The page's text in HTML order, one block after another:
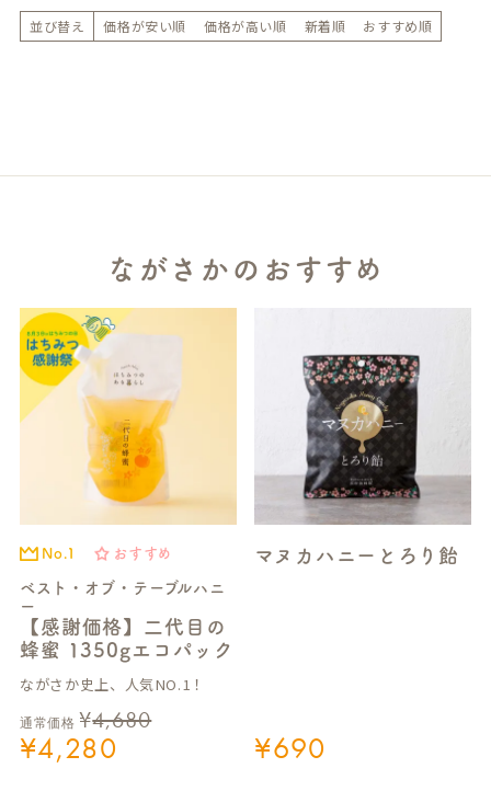
並び替え 価格が安い順 価格が高い順 新着順 おすすめ順
ながさかのおすすめ
No.1 おすすめ
ベスト・オブ・テーブルハニ
ー
【感謝価格】二代目の
蜂蜜 1350gエコパック
ながさか史上、人気NO.1！
通常価格 ¥4,680
¥4,280
マヌカハニーとろり飴
¥690